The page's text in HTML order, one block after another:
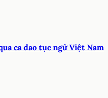
ca dao tục ngữ Việt Nam